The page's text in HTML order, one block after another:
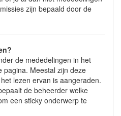
zijn bepaald door de
de mededelingen in het
pagina. Meestal zijn deze
lezen ervan is aangeraden.
de beheerder welke
een sticky onderwerp te